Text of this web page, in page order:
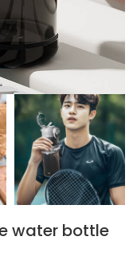
water bottle